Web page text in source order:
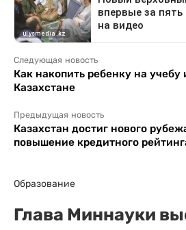
Следующая новость
Как накопить ребенку на
Казахстане
Предыдущая новость
Казахстан достиг нового
повышение кредитного
Образование
Глава Миннауки